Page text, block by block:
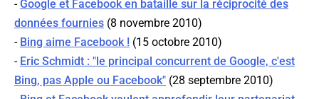
-Google et Facebook en bataille sur la réciprocité des
données fournies (8 novembre 2010)
- Bing aime Facebook ! (15 octobre 2010)
- Eric Schmidt : "le principal concurrent de Google, c'est
Bing, pas Apple ou Facebook" (28 septembre 2010)